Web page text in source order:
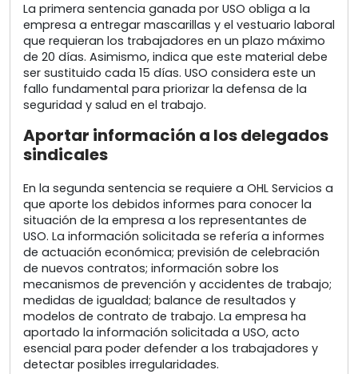
La primera sentencia ganada por USO obliga a la
empresa a entregar mascarillas y el vestuario laboral
que requieran los trabajadores en un plazo máximo
de 20 días. Asimismo, indica que este material debe
ser sustituido cada 15 días. USO considera este un
fallo fundamental para priorizar la defensa de la
seguridad y salud en el trabajo.
Aportar información a los delegados
sindicales
En la segunda sentencia se requiere a OHL Servicios a
que aporte los debidos informes para conocer la
situación de la empresa a los representantes de
USO. La información solicitada se refería a informes
de actuación económica; previsión de celebración
de nuevos contratos; información sobre los
mecanismos de prevención y accidentes de trabajo;
medidas de igualdad; balance de resultados y
modelos de contrato de trabajo. La empresa ha
aportado la información solicitada a USO, acto
esencial para poder defender a los trabajadores y
detectar posibles irregularidades.